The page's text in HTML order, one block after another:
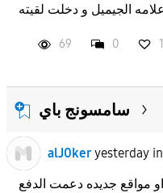
69 0 1
سامسونج باي
alJ0ker yesterdayin